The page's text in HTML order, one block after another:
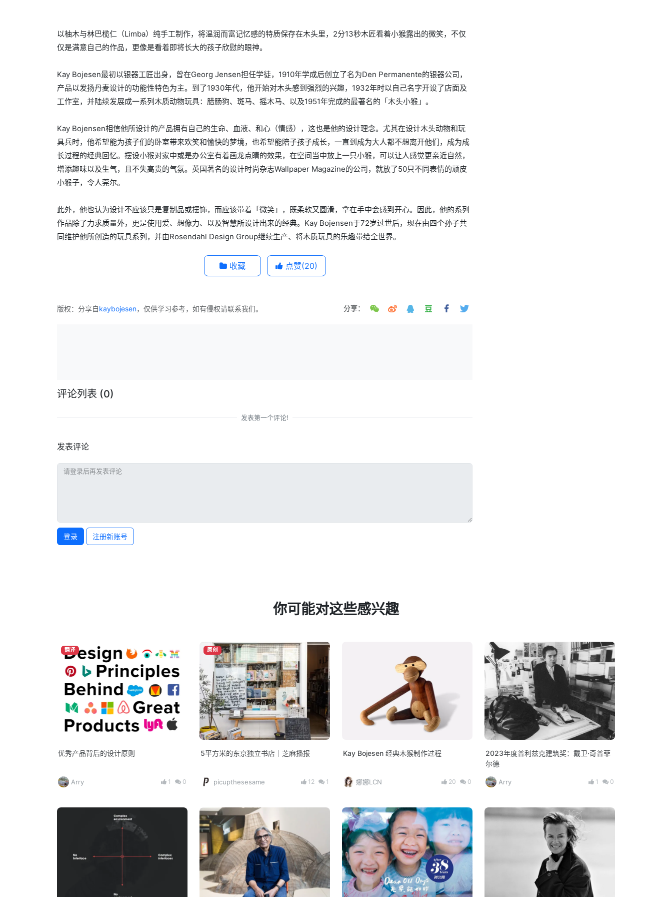
以柚木与林巴榄仁（Limba）纯手工制作，将温润而富记忆感的特质保存在木头里，2分13秒木匠看着小猴露出的微笑，不仅
仅是满意自己的作品，更像是看着即将长大的孩子欣慰的眼神。
Kay Bojesen最初以银器工匠出身，曾在Georg Jensen担任学徒，1910年学成后创立了名为Den Permanente的银器公司，
产品以发扬丹麦设计的功能性特色为主。到了1930年代，他开始对木头感到强烈的兴趣，1932年时以自己名字开设了店面及
工作室，并陆续发展成一系列木质动物玩具：腊肠狗、斑马、摇木马、以及1951年完成的最著名的「木头小猴」。
Kay Bojensen相信他所设计的产品拥有自己的生命、血液、和心（情感），这也是他的设计理念。尤其在设计木头动物和玩
具兵时，他希望能为孩子们的卧室带来欢笑和愉快的梦境，也希望能陪子孩子成长，一直到成为大人都不想离开他们，成为成
长过程的经典回忆。摆设小猴对家中或是办公室有着画龙点睛的效果，在空间当中放上一只小猴，可以让人感觉更亲近自然，
增添趣味以及生气，且不失高贵的气氛。英国著名的设计时尚杂志Wallpaper Magazine的公司，就放了50只不同表情的顽皮
小猴子，令人莞尔。
此外，他也认为设计不应该只是复制品或摆饰，而应该带着「微笑」，既柔软又圆滑，拿在手中会感到开心。因此，他的系列
作品除了力求质量外，更是使用爱、想像力、以及智慧所设计出来的经典。Kay Bojensen于72岁过世后，现在由四个孙子共
同维护他所创造的玩具系列，并由Rosendahl Design Group继续生产、将木质玩具的乐趣带给全世界。
收藏 点赞(20)
版权：分享自kaybojesen，仅供学习参考，如有侵权请联系我们。 分享：
评论列表 (0)
发表第一个评论!
发表评论
登录 注册新账号
你可能对这些感兴趣
翻译
优秀产品背后的设计原则
Arry 1 0
原创
5平方米的东京独立书店｜芝麻播报
picupthesesame 12 1
Kay Bojesen 经典木猴制作过程
娜娜LCN 20 0
2023年度普利兹克建筑奖：戴卫·奇普菲
尔德
Arry 1 0